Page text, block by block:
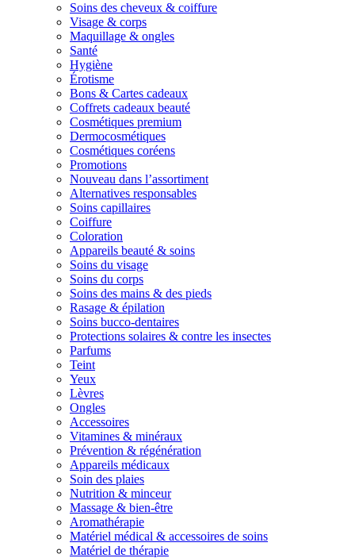
Soins des cheveux & coiffure
Visage & corps
Maquillage & ongles
Santé
Hygiène
Érotisme
Bons & Cartes cadeaux
Coffrets cadeaux beauté
Cosmétiques premium
Dermocosmétiques
Cosmétiques coréens
Promotions
Nouveau dans l’assortiment
Alternatives responsables
Soins capillaires
Coiffure
Coloration
Appareils beauté & soins
Soins du visage
Soins du corps
Soins des mains & des pieds
Rasage & épilation
Soins bucco-dentaires
Protections solaires & contre les insectes
Parfums
Teint
Yeux
Lèvres
Ongles
Accessoires
Vitamines & minéraux
Prévention & régénération
Appareils médicaux
Soin des plaies
Nutrition & minceur
Massage & bien-être
Aromathérapie
Matériel médical & accessoires de soins
Matériel de thérapie